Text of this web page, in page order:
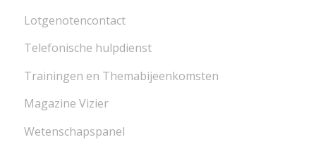
Lotgenotencontact
Telefonische hulpdienst
Trainingen en Themabijeenkomsten
Magazine Vizier
Wetenschapspanel